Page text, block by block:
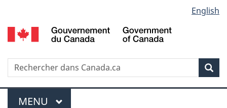
au
contenu
propos
de
la
HTML
simplifiée
selection
English
Recherche
Menu
MENU PRINCIPAL